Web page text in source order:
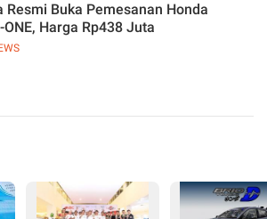
Resmi Buka Pemesanan Honda
Harga Rp438 Juta